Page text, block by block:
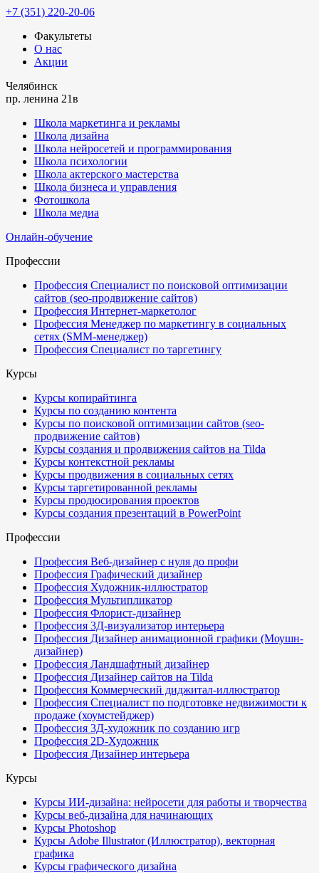
+7 (351) 220-20-06
Факультеты
О нас
Акции
Челябинск
пр. ленина 21в
Школа маркетинга и рекламы
Школа дизайна
Школа нейросетей и программирования
Школа психологии
Школа актерского мастерства
Школа бизнеса и управления
Фотошкола
Школа медиа
Онлайн-обучение
Профессии
Профессия Специалист по поисковой оптимизации
сайтов (seo-продвижение сайтов)
Профессия Интернет-маркетолог
Профессия Менеджер по маркетингу в социальных
сетях (SMM-менеджер)
Профессия Специалист по таргетингу
Курсы
Курсы копирайтинга
Курсы по созданию контента
Курсы по поисковой оптимизации сайтов (seo-
продвижение сайтов)
Курсы создания и продвижения сайтов на Tilda
Курсы контекстной рекламы
Курсы продвижения в социальных сетях
Курсы таргетированной рекламы
Курсы продюсирования проектов
Курсы создания презентаций в PowerPoint
Профессии
Профессия Веб-дизайнер с нуля до профи
Профессия Графический дизайнер
Профессия Художник-иллюстратор
Профессия Мультипликатор
Профессия Флорист-дизайнер
Профессия 3Д-визуализатор интерьера
Профессия Дизайнер анимационной графики (Моушн-
дизайнер)
Профессия Ландшафтный дизайнер
Профессия Дизайнер сайтов на Tilda
Профессия Коммерческий диджитал-иллюстратор
Профессия Специалист по подготовке недвижимости к
продаже (хоумстейджер)
Профессия 3Д-художник по созданию игр
Профессия 2D-Художник
Профессия Дизайнер интерьера
Курсы
Курсы ИИ-дизайна: нейросети для работы и творчества
Курсы веб-дизайна для начинающих
Курсы Photoshop
Курсы Adobe Illustrator (Иллюстратор), векторная
графика
Курсы графического дизайна